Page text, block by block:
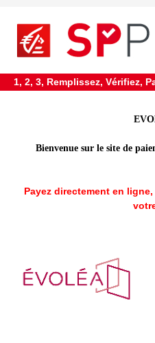
1, 2, 3, Remplissez, Vérifiez,
Bienvenue sur le site de
Payez directement en